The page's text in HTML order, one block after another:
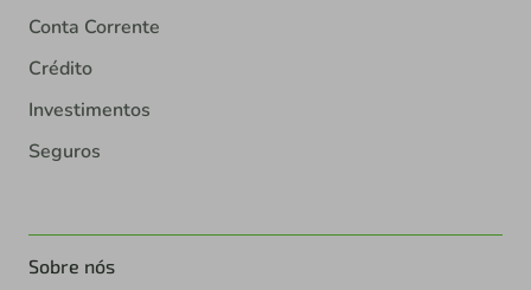
Conta Corrente
Crédito
Investimentos
Seguros
Sobre nós